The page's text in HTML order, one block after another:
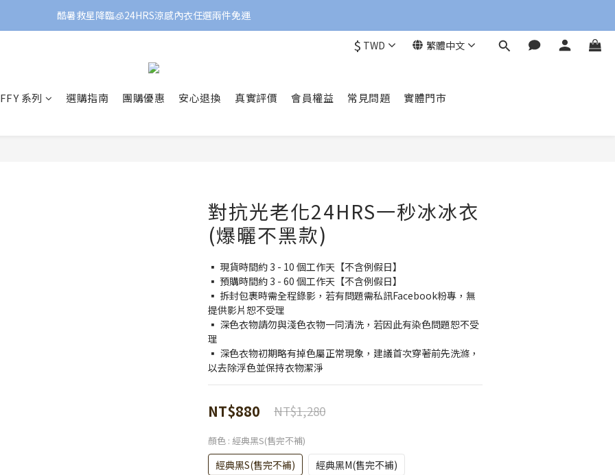
酷暑救星降臨🧊24HRS涼感內衣任選兩件免運
$ TWD 繁體中文
FFY 系列 選購指南 團購優惠 安心退換 真實評價 會員權益 常見問題 實體門市
對抗光老化24HRS一秒冰冰衣
(爆曬不黑款)
▪️ 現貨時間約 3 - 10 個工作天【不含例假日】
▪️ 預購時間約 3 - 60 個工作天【不含例假日】
▪️ 拆封包裹時需全程錄影，若有問題需私訊Facebook粉專，無
提供影片恕不受理
▪️ 深色衣物請勿與淺色衣物一同清洗，若因此有染色問題恕不受
理
▪️ 深色衣物初期略有掉色屬正常現象，建議首次穿著前先洗滌，
以去除浮色並保持衣物潔淨
NT$880 NT$1,280
顏色 : 經典黑S(售完不補)
經典黑S(售完不補)
經典黑M(售完不補)